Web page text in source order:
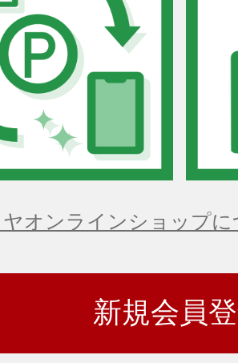
オンラインショップ